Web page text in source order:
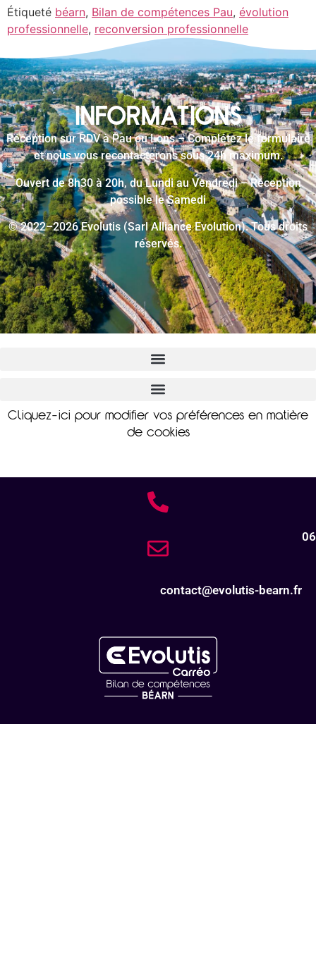
Étiqueté béarn, Bilan de compétences Pau, évolution
professionnelle, reconversion professionnelle
INFORMATIONS
Réception sur RDV à Pau ou Lons – Complétez le formulaire
et nous vous recontacterons sous 24h maximum.
Ouvert de 8h30 à 20h, du Lundi au Vendredi – Réception
possible le Samedi
© 2022–2026 Evolutis (Sarl Alliance Evolution). Tous droits
réservés.
Cliquez-ici pour modifier vos préférences en matière
de cookies
contact@evolutis-bearn.fr